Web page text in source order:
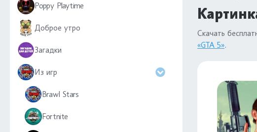
Poppy Playtime
Доброе утро
Загадки
Из игр
Brawl Stars
Fortnite
Скачать
«GTA 5».